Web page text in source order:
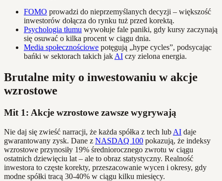
FOMO prowadzi do nieprzemyślanych decyzji – większość
inwestorów dołącza do rynku tuż przed korektą.
Psychologia tłumu wywołuje fale paniki, gdy kursy zaczynają
się osuwać o kilka procent w ciągu dnia.
Media społecznościowe potęgują „hype cycles”, podsycając
bańki w sektorach takich jak AI czy zielona energia.
Brutalne mity o inwestowaniu w akcje
wzrostowe
Mit 1: Akcje wzrostowe zawsze wygrywają
Nie daj się zwieść narracji, że każda spółka z tech lub AI daje
gwarantowany zysk. Dane z NASDAQ 100 pokazują, że indeksy
wzrostowe przynosiły 19% średniorocznego zwrotu w ciągu
ostatnich dziewięciu lat – ale to obraz statystyczny. Realność
inwestora to częste korekty, przeszacowanie wycen i okresy, gdy
modne spółki tracą 30-40% w ciągu kilku miesięcy.